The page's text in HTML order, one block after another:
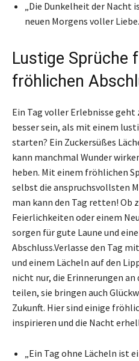
„Die Dunkelheit der Nacht
neuen Morgens voller
Lustige Sprüche
fröhlichen
Ein Tag voller Erlebnisse geht
besser sein, als mit einem
starten? Ein Zuckersüßes
kann manchmal Wunder
heben. Mit einem fröhlichen
selbst die anspruchsvollsten
man kann den Tag retten! Ob
Feierlichkeiten oder einem
sorgen für gute Laune und
Abschluss.Verlasse den Tag
und einem Lächeln auf den
nicht nur, die Erinnerungen
teilen, sie bringen auch
Zukunft. Hier sind einige
inspirieren und die Nacht
„Ein Tag ohne Lächeln ist